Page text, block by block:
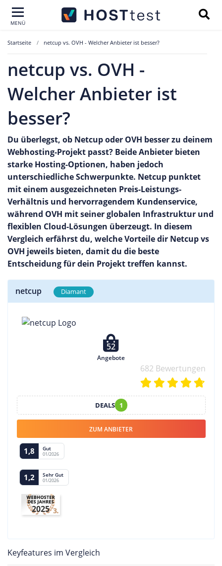
MENÜ
Startseite netcup vs. OVH - Welcher Anbieter ist besser?
netcup vs. OVH -
Welcher Anbieter ist
besser?
Du überlegst, ob Netcup oder OVH besser zu deinem
Webhosting-Projekt passt? Beide Anbieter bieten
starke Hosting-Optionen, haben jedoch
unterschiedliche Schwerpunkte. Netcup punktet
mit einem ausgezeichneten Preis-Leistungs-
Verhältnis und hervorragendem Kundenservice,
während OVH mit seiner globalen Infrastruktur und
flexiblen Cloud-Lösungen überzeugt. In diesem
Vergleich erfährst du, welche Vorteile dir Netcup vs
OVH jeweils bieten, damit du die beste
Entscheidung für dein Projekt treffen kannst.
netcup Diamant
52
Angebote
682 Bewertungen
DEALS 1
ZUM ANBIETER
1,8 Gut
01/2026
1,2 Sehr Gut
01/2026
2025
Keyfeatures im Vergleich